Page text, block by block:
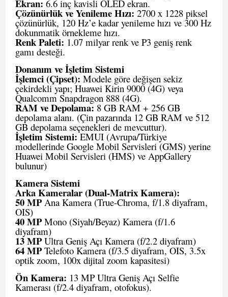
Ekran: 6.6 inç kavisli OLED ekran.
Çözünürlük ve Yenileme Hızı: 2700 x 1228 piksel
çözünürlük, 120 Hz’e kadar yenileme hızı ve 300 Hz
dokunmatik örnekleme hızı.
Renk Paleti: 1.07 milyar renk ve P3 geniş renk
gamı desteği.
Donanım ve İşletim Sistemi
İşlemci (Çipset): Modele göre değişen sekiz
çekirdekli yapı; Huawei Kirin 9000 (4G) veya
Qualcomm Snapdragon 888 (4G).
RAM ve Depolama: 8 GB RAM + 256 GB
depolama alanı. (Çin pazarında 12 GB RAM ve 512
GB depolama seçenekleri de mevcuttur).
İşletim Sistemi:EMUI (Avrupa/Türkiye
modellerinde Google Mobil Servisleri (GMS) yerine
Huawei Mobil Servisleri (HMS) ve AppGallery
bulunur)
Kamera Sistemi
Arka Kameralar (Dual-Matrix Kamera):
50 MPAna Kamera (True-Chroma, f/1.8 diyafram,
OIS)
40 MPMono (Siyah/Beyaz) Kamera (f/1.6
diyafram)
13 MPUltra Geniş Açı Kamera (f/2.2 diyafram)
64 MPTelefoto Kamera (f/3.5 diyafram, OIS, 3.5x
optik zoom, 100x dijital zoom kapasitesi)
Ön Kamera: 13 MP Ultra Geniş Açı Selfie
Kamerası (f/2.4 diyafram, otofokus).